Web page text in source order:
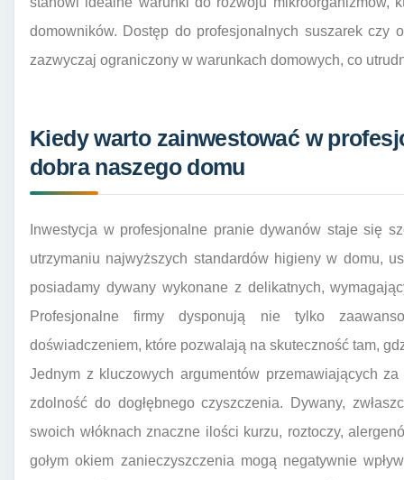
domowników. Dostęp do profesjonalnych suszarek czy
zazwyczaj ograniczony w warunkach domowych, co
Kiedy warto zainwestować w
dobra naszego domu
Inwestycja w profesjonalne pranie dywanów staje się
utrzymaniu najwyższych standardów higieny w domu,
posiadamy dywany wykonane z delikatnych,
Profesjonalne firmy dysponują nie tylko
doświadczeniem, które pozwalają na skuteczność tam,
Jednym z kluczowych argumentów przemawiających
zdolność do dogłębnego czyszczenia. Dywany,
swoich włóknach znaczne ilości kurzu, roztoczy,
gołym okiem zanieczyszczenia mogą negatywnie